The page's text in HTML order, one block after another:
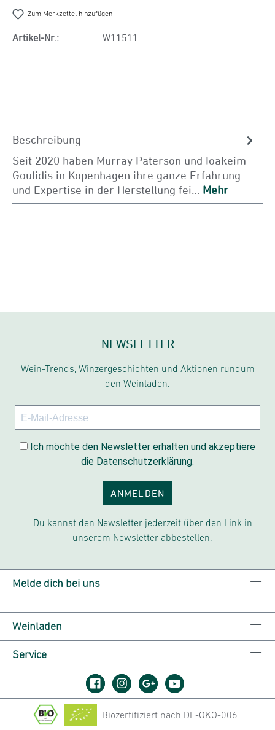
Zum Merkzettel hinzufügen
Artikel-Nr.: W11511
Beschreibung
Seit 2020 haben Murray Paterson und Ioakeim
Goulidis in Kopenhagen ihre ganze Erfahrung
und Expertise in der Herstellung fei… Mehr
NEWSLETTER
Wein-Trends, Winzergeschichten und Aktionen rundum
den Weinladen.
Ich möchte den Newsletter erhalten und akzeptiere
die Datenschutzerklärung.
ANMELDEN
Du kannst den Newsletter jederzeit über den Link in
unserem Newsletter abbestellen.
Melde dich bei uns
Weinladen
Service
Biozertifiziert nach DE-ÖKO-006